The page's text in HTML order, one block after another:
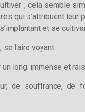
; cela semble
qui s’attribuent
et se
se faire voyant.
long, immense et
de souffrance,